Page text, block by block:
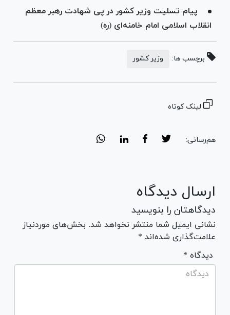
پیام تسلیت وزیر کشور در پی شهادت رهبر معظم
انقلاب اسلامی امام خامنه‌ای (ره)
برچسب ها: وزیر کشور
لینک کوتاه
هم‌رسانی:
ارسال دیدگاه
دیدگاهتان را بنویسید
نشانی ایمیل شما منتشر نخواهد شد. بخش‌های موردنیاز
علامت‌گذاری شده‌اند *
* دیدگاه